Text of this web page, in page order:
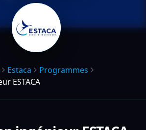
Estaca
Programmes
ESTACA